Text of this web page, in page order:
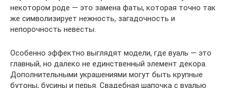
некотором роде — это замена фаты, которая точно так
же символизирует нежность, загадочность и
непорочность невесты.
Особенно эффектно выглядят модели, где вуаль — это
главный, но далеко не единственный элемент декора.
Дополнительными украшениями могут быть крупные
бутоны, бусины и перья. Свадебная шапочка с вуалью